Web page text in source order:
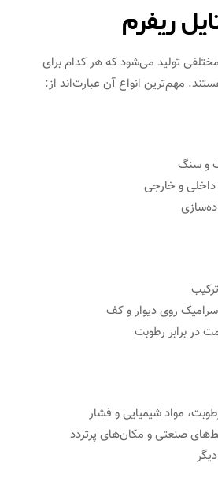
ریفرم
تولید می‌شود که هر کدام برای
مهم‌ترین انواع آن عبارت‌اند از:
و سنگ
داخلی و خارجی
روی دیوار و کف
در برابر رطوبت
مواد شیمیایی و فشار
صنعتی و مکان‌های پرتردد